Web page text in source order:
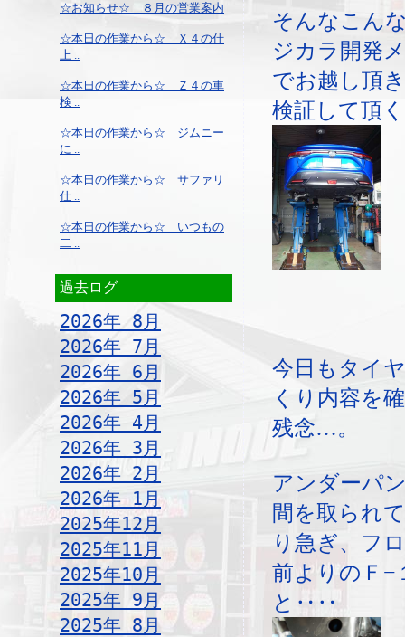
☆お知らせ☆ ８月の営業案内
☆本日の作業から☆ Ｘ４の仕
上 ..
☆本日の作業から☆ Ｚ４の車
検 ..
☆本日の作業から☆ ジムニー
に ..
☆本日の作業から☆ サファリ
仕 ..
☆本日の作業から☆ いつもの
二 ..
過去ログ
2026年 8月
2026年 7月
2026年 6月
2026年 5月
2026年 4月
2026年 3月
2026年 2月
2026年 1月
2025年12月
2025年11月
2025年10月
2025年 9月
2025年 8月
そんなこん
ジカラ開発
でお越し頂
検証して頂
今日もタイ
くり内容を
残念…。
アンダーパ
間を取られ
り急ぎ、フ
前よりのＦ−
と‥‥